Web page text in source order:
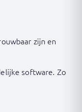
zijn en
software. Zo